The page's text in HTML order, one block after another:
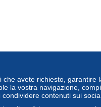
avete richiesto, garantire
la vostra navigazione,
contenuti sui
standard